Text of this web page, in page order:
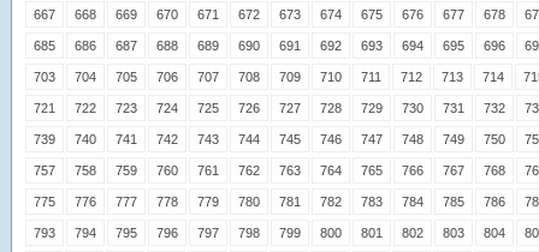
667 668 669 670 671 672 673 674 675 676 677 678
685 686 687 688 689 690 691 692 693 694 695 696
703 704 705 706 707 708 709 710 711 712 713 714
721 722 723 724 725 726 727 728 729 730 731 732
739 740 741 742 743 744 745 746 747 748 749 750
757 758 759 760 761 762 763 764 765 766 767 768
775 776 777 778 779 780 781 782 783 784 785 786
793 794 795 796 797 798 799 800 801 802 803 804